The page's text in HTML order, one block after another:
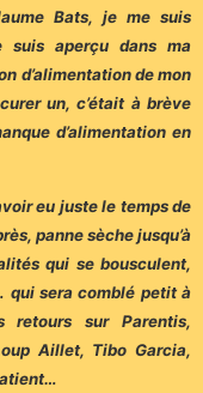
Bats, je me suis
suis aperçu dans ma
d’alimentation de mon
un, c’était à brève
d’alimentation en
eu juste le temps de
panne sèche jusqu’à
qui se bousculent,
qui sera comblé petit à
sur Parentis,
Aillet, Tibo Garcia,